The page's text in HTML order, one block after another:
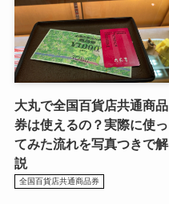
大丸で全国百貨店共通商品
券は使えるの？実際に使っ
てみた流れを写真つきで解
説
全国百貨店共通商品券